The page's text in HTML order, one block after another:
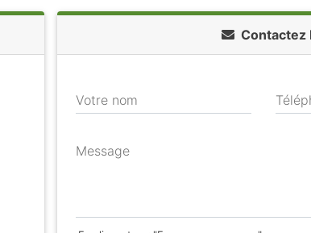
Contactez
Votre nom
Message